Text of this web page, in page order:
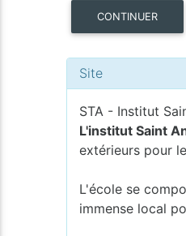
CONTINUER
Site
STA - Institut
L'institut Saint
extérieurs pour
L'école se
immense local